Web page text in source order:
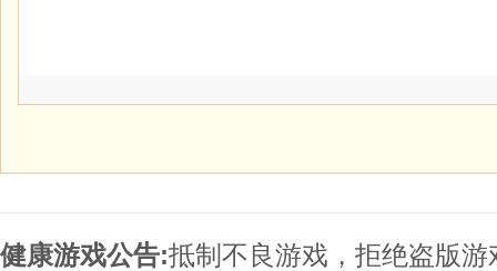
健康游戏公告:抵制不良游戏，拒绝盗版